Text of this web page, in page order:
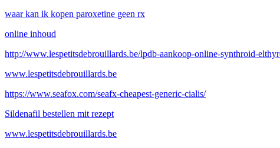
waar kan ik kopen paroxetine geen rx
online inhoud
http://www.lespetitsdebrouillards.be/lpdb-aankoop-online-synthroid-
www.lespetitsdebrouillards.be
https://www.seafox.com/seafx-cheapest-generic-cialis/
Sildenafil bestellen mit rezept
www.lespetitsdebrouillards.be